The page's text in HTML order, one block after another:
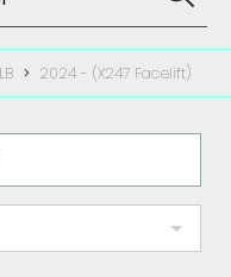
2024 - (X247 Facelift)